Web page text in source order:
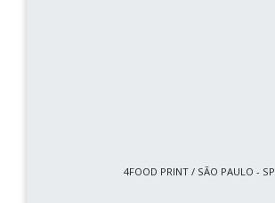
4FOOD PRINT / SÃO PAULO - SP